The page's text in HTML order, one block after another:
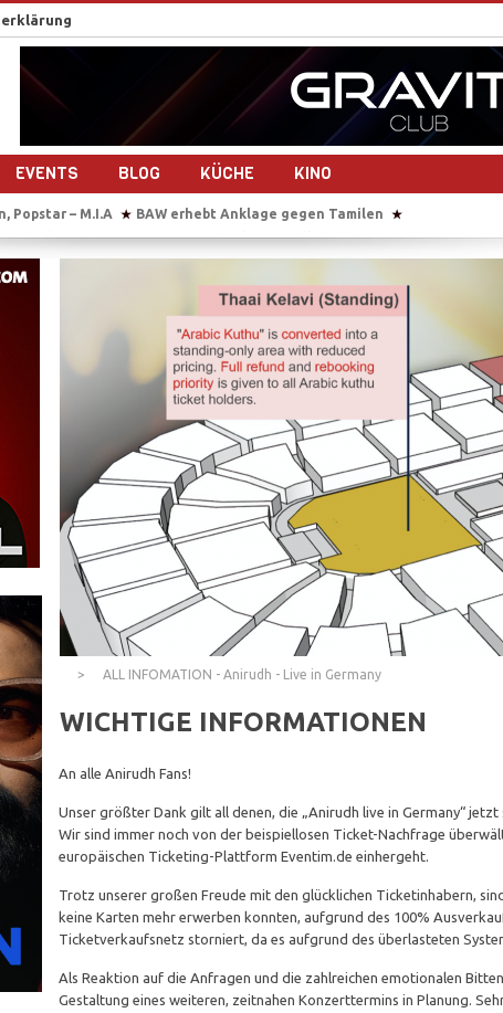
EVENTS BLOG KÜCHE KINO
Anklage gegen Tamilen ★ Sie übersetzt auch im Gebärsaal
gemeinsam ein Musikvideo ★ Sri Lanka nach dem Bürgerkrieg – 10
Tamil Tiger ★ Reportage-Reihe: Sri Lanka nach dem
Studierendenvertreter der Universität Jaffna in Sri Lanka IS
ALL INFOMATION - Anirudh - Live in Germany
WICHTIGE INFORMATIONEN
An alle Anirudh Fans!
Unser größter Dank gilt all denen, die „Anirudh live in Germany“
Wir sind immer noch von der beispiellosen Ticket-Nachfrage
europäischen Ticketing-Plattform Eventim.de einhergeht.
Trotz unserer großen Freude mit den glücklichen Ticketinhabern,
keine Karten mehr erwerben konnten, aufgrund des 100%
Ticketverkaufsnetz storniert, da es aufgrund des überlasteten
Als Reaktion auf die Anfragen und die zahlreichen emotionalen
Gestaltung eines weiteren, zeitnahen Konzerttermins in Planung.